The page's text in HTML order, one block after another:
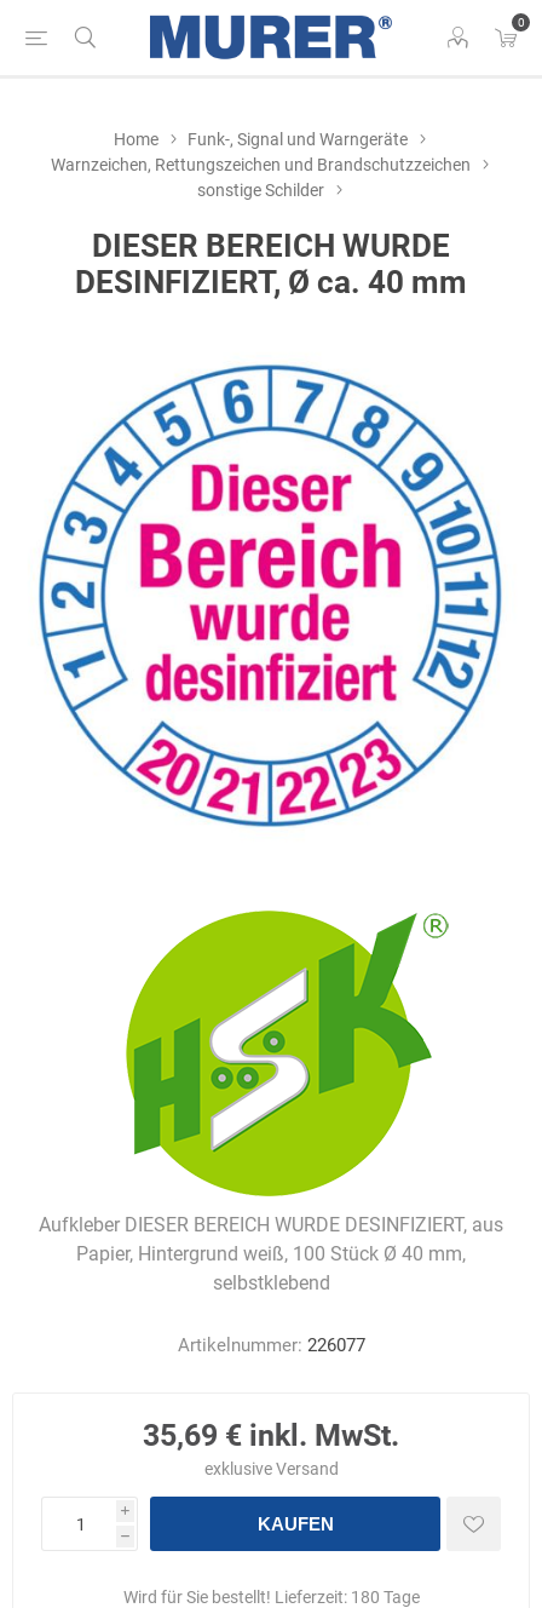
0
Home
Funk-, Signal und Warngeräte
Warnzeichen, Rettungszeichen und Brandschutzzeichen
sonstige Schilder
DIESER BEREICH WURDE
DESINFIZIERT, Ø ca. 40 mm
Aufkleber DIESER BEREICH WURDE DESINFIZIERT, aus
Papier, Hintergrund weiß, 100 Stück Ø 40 mm,
selbstklebend
Artikelnummer: 226077
35,69 € inkl. MwSt.
exklusiveVersand
i
h
KAUFEN
Wird für Sie bestellt! Lieferzeit: 180 Tage